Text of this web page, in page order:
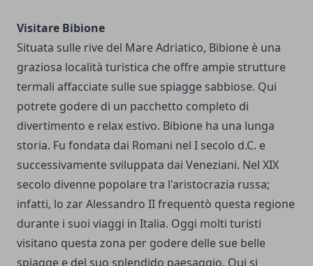
Visitare Bibione
Situata sulle rive del Mare Adriatico, Bibione è una
graziosa località turistica che offre ampie strutture
termali affacciate sulle sue spiagge sabbiose. Qui
potrete godere di un pacchetto completo di
divertimento e relax estivo. Bibione ha una lunga
storia. Fu fondata dai Romani nel I secolo d.C. e
successivamente sviluppata dai Veneziani. Nel XIX
secolo divenne popolare tra l'aristocrazia russa;
infatti, lo zar Alessandro II frequentò questa regione
durante i suoi viaggi in Italia. Oggi molti turisti
visitano questa zona per godere delle sue belle
spiagge e del suo splendido paesaggio. Qui si